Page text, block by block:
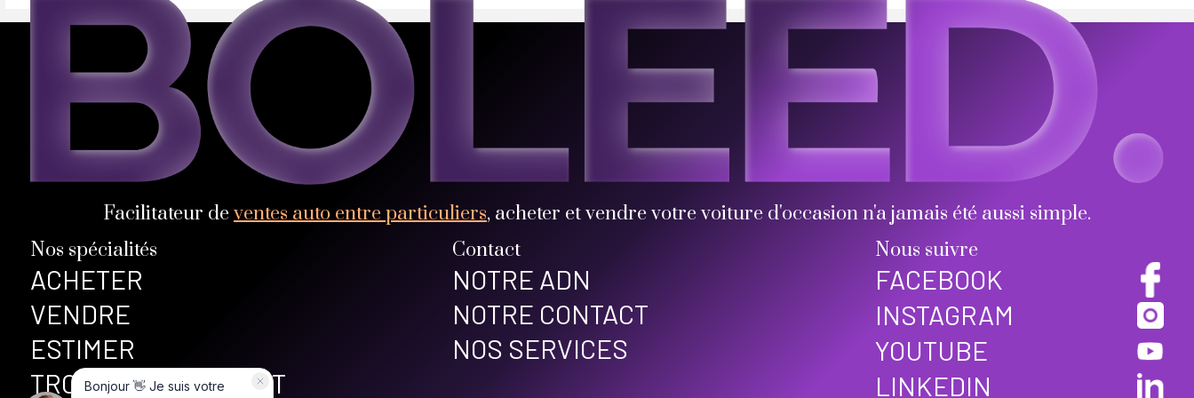
Facilitateur deventes auto entre particuliers, acheter et vendre votre voiture d'occasion n'a jamais été aussi simple.
Nos spécialités
ACHETER
VENDRE
ESTIMER
TROUVER SON AGENT
Contact
NOTRE ADN
NOTRE CONTACT
NOS SERVICES
Nous suivre
FACEBOOK
INSTAGRAM
YOUTUBE
LINKEDIN